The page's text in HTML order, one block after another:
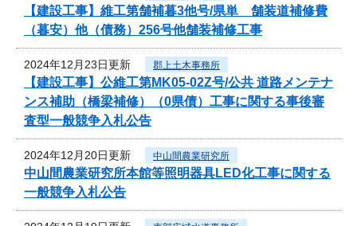
【建設工事】維工第舗補暮3他号/県単 舗装道補修費
（暮安）他（債務）256号他舗装補修工事
2024年12月23日更新 郡上土木事務所
【建設工事】公維工第MK05-02Z号/公共 道路メンテナ
ンス補助（橋梁補修）（0県債）工事に関する事後審
査型一般競争入札公告
2024年12月20日更新 中山間農業研究所
中山間農業研究所本館等照明器具LED化工事に関する
一般競争入札公告